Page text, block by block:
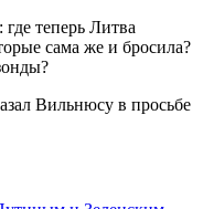
теперь Литва
сама же и бросила?
Вильнюсу в просьбе